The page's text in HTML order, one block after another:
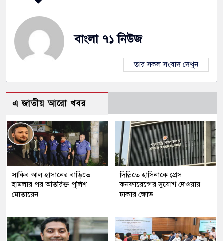
বাংলা ৭১ নিউজ
তার সকল সংবাদ দেখুন
এ জাতীয় আরো খবর
সাকিব আল হাসানের বাড়িতে
হামলার পর অতিরিক্ত পুলিশ
মোতায়েন
দিল্লিতে হাসিনাকে প্রেস
কনফারেন্সের সুযোগ দেওয়ায়
ঢাকার ক্ষোভ